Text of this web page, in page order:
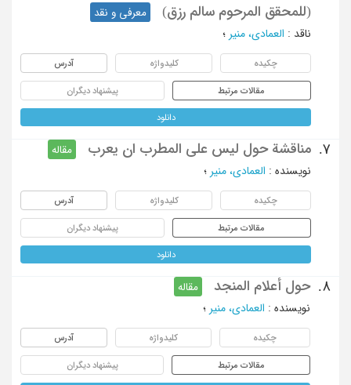
(للمحقق المرحوم سالم رزق)
معرفی و نقد
ناقد : العمادی، منیر ؛
چکیده کلیدواژه آدرس
مقالات مرتبط پیشنهاد دیگران
دانلود
7. مناقشة حول لیس علی المطرب ان یعرب
مقاله
نویسنده : العمادی، منیر ؛
چکیده کلیدواژه آدرس
مقالات مرتبط پیشنهاد دیگران
دانلود
8. حول أعلام المنجد
مقاله
نویسنده : العمادی، منیر ؛
چکیده کلیدواژه آدرس
مقالات مرتبط پیشنهاد دیگران